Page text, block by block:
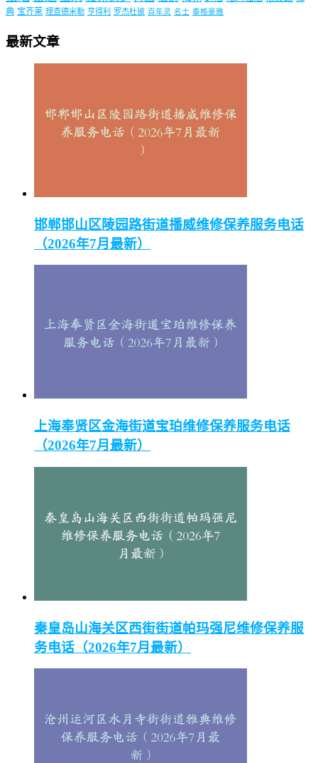
典 宝齐莱 理查德米勒 亨得利 罗杰杜彼 百年灵 名士 泰格豪雅
最新文章
邯郸邯山区陵园路街道播威维修保养服务电话
（2026年7月最新）
上海奉贤区金海街道宝珀维修保养服务电话
（2026年7月最新）
秦皇岛山海关区西街街道帕玛强尼维修保养服
务电话（2026年7月最新）